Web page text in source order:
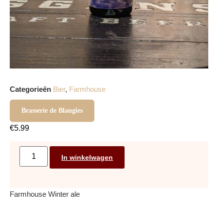
Categorieën Bier, Farmhouse
Brasserie de Blaugies
€5.99
In winkelwagen
Farmhouse Winter ale